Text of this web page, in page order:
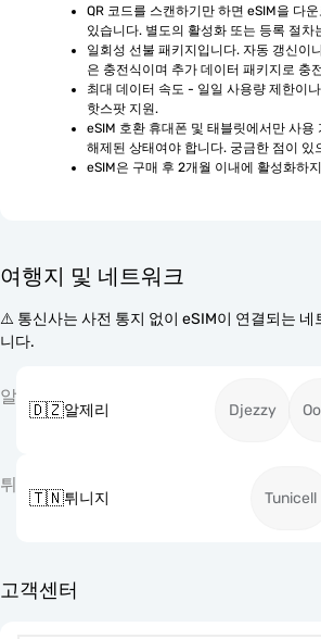
QR 코드를 스캔하기만 하면 eSIM을 다
있습니다. 별도의 활성화 또는 등록 절차
일회성 선불 패키지입니다. 자동 갱신이
은 충전식이며 추가 데이터 패키지로 충
최대 데이터 속도 - 일일 사용량 제한이
핫스팟 지원.
eSIM 호환 휴대폰 및 태블릿에서만 사용
해제된 상태여야 합니다. 궁금한 점이 있
eSIM은 구매 후 2개월 이내에 활성화하
여행지 및 네트워크
⚠️ 통신사는 사전 통지 없이 eSIM이 연결되는 네
니다.
알
🇩🇿알제리 Djezzy
튀
🇹🇳튀니지 Tunicell
고객센터